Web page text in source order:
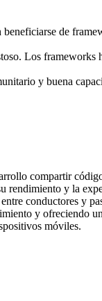
de
Los
y buena
compartir
rendimiento y la
conductores y
y ofreciendo
móviles.